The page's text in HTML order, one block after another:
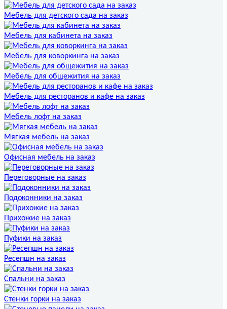
Мебель для детского сада на заказ
Мебель для кабинета на заказ
Мебель для коворкинга на заказ
Мебель для общежития на заказ
Мебель для ресторанов и кафе на заказ
Мебель лофт на заказ
Мягкая мебель на заказ
Офисная мебель на заказ
Переговорные на заказ
Подоконники на заказ
Прихожие на заказ
Пуфики на заказ
Ресепшн на заказ
Спальни на заказ
Стенки горки на заказ